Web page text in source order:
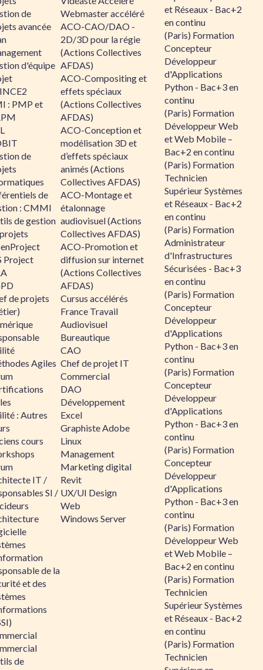
de
avancée
d'équipe
: PMP et
de
de
: CMMI
de gestion
Project
de projets
Agiles
: Autres
cours
IT /
SI /
de la
et des
de
Webmaster accéléré
ACO-CAO/DAO -
2D/3D pour la régie
(Actions Collectives
AFDAS)
ACO-Compositing et
effets spéciaux
(Actions Collectives
AFDAS)
ACO-Conception et
modélisation 3D et
d’effets spéciaux
animés (Actions
Collectives AFDAS)
ACO-Montage et
étalonnage
audiovisuel (Actions
Collectives AFDAS)
ACO-Promotion et
diffusion sur internet
(Actions Collectives
AFDAS)
Cursus accélérés
France Travail
Audiovisuel
Bureautique
CAO
Chef de projet IT
Commercial
DAO
Développement
Excel
Graphiste Adobe
Linux
Management
Marketing digital
Revit
UX/UI Design
Web
Windows Server
et Réseaux - Bac+2
en continu
(Paris) Formation
Concepteur
Développeur
d'Applications
Python - Bac+3 en
continu
(Paris) Formation
Développeur Web
et Web Mobile –
Bac+2 en continu
(Paris) Formation
Technicien
Supérieur Systèmes
et Réseaux - Bac+2
en continu
(Paris) Formation
Administrateur
d'Infrastructures
Sécurisées - Bac+3
en continu
(Paris) Formation
Concepteur
Développeur
d'Applications
Python - Bac+3 en
continu
(Paris) Formation
Concepteur
Développeur
d'Applications
Python - Bac+3 en
continu
(Paris) Formation
Concepteur
Développeur
d'Applications
Python - Bac+3 en
continu
(Paris) Formation
Développeur Web
et Web Mobile –
Bac+2 en continu
(Paris) Formation
Technicien
Supérieur Systèmes
et Réseaux - Bac+2
en continu
(Paris) Formation
Technicien